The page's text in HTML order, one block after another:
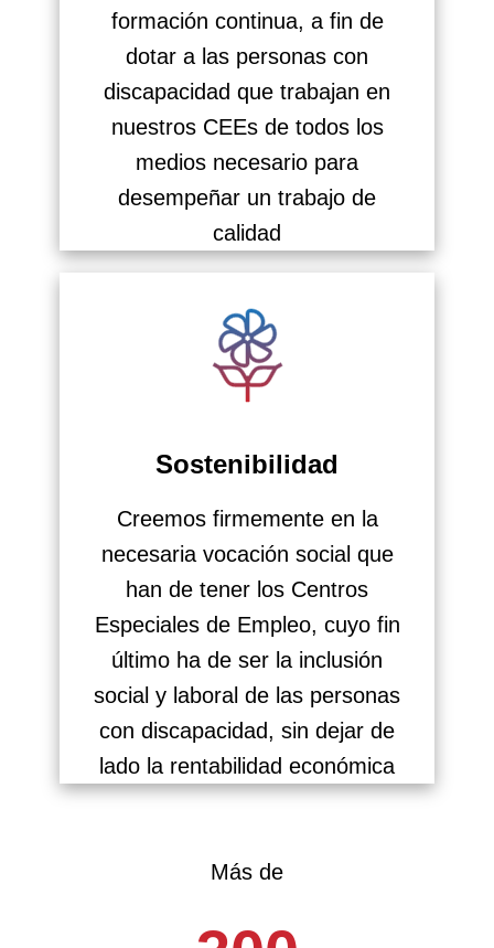
formación continua, a fin de
dotar a las personas con
discapacidad que trabajan en
nuestros CEEs de todos los
medios necesario para
desempeñar un trabajo de
calidad
Sostenibilidad
Creemos firmemente en la
necesaria vocación social que
han de tener los Centros
Especiales de Empleo, cuyo fin
último ha de ser la inclusión
social y laboral de las personas
con discapacidad, sin dejar de
lado la rentabilidad económica
Más de